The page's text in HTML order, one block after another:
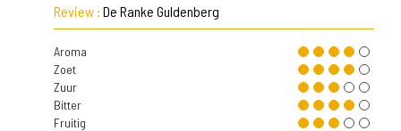
Review : De Ranke Guldenberg
Aroma
Zoet
Zuur
Bitter
Fruitig